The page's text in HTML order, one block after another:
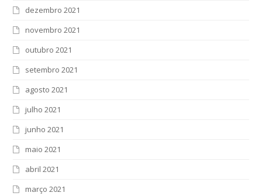
dezembro 2021
novembro 2021
outubro 2021
setembro 2021
agosto 2021
julho 2021
junho 2021
maio 2021
abril 2021
março 2021